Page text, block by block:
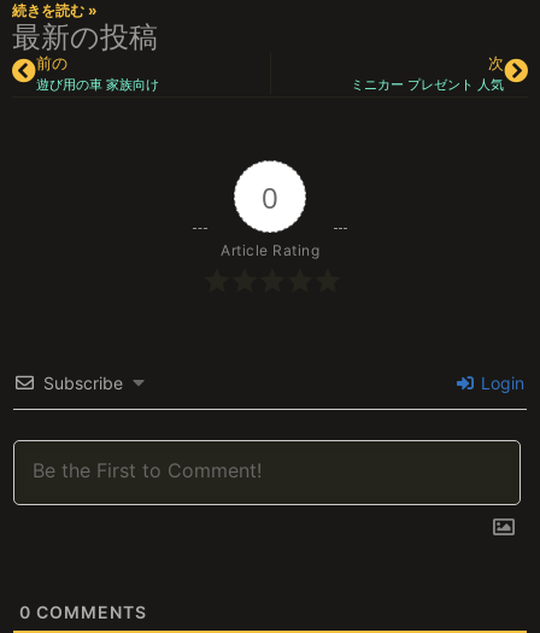
続きを読む »
最新の投稿
前の
遊び用の車 家族向け
次
ミニカー プレゼント 人気
0
Article Rating
Subscribe Login
0 COMMENTS